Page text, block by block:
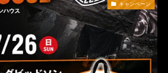
キャンペーン